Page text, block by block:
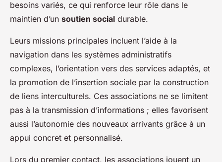
besoins variés, ce qui renforce leur rôle dans le
maintien d’un soutien social durable.
Leurs missions principales incluent l’aide à la
navigation dans les systèmes administratifs
complexes, l’orientation vers des services adaptés, et
la promotion de l’insertion sociale par la construction
de liens interculturels. Ces associations ne se limitent
pas à la transmission d’informations ; elles favorisent
aussi l’autonomie des nouveaux arrivants grâce à un
appui concret et personnalisé.
Lors du premier contact, les associations jouent un